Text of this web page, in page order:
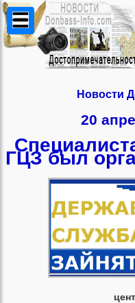
Новости
20
ГЦЗ был